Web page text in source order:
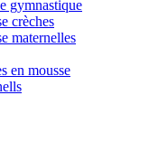
gymnastique
crèches
maternelles
en mousse